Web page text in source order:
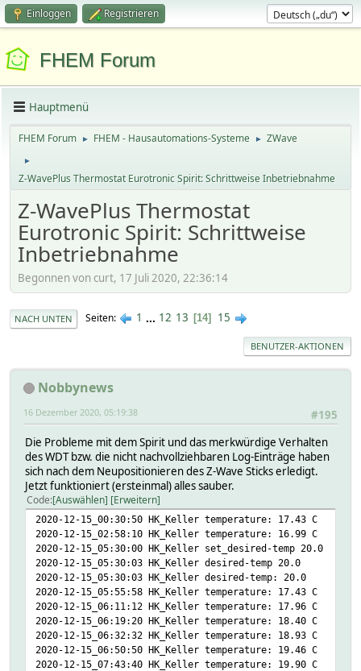
Einloggen Registrieren
FHEM Forum
Hauptmenü
FHEM Forum ► FHEM - Hausautomations-Systeme ► ZWave
►
Z-WavePlus Thermostat Eurotronic Spirit: Schrittweise Inbetriebnahme
Z-WavePlus Thermostat
Eurotronic Spirit: Schrittweise
Inbetriebnahme
Begonnen von curt, 17 Juli 2020, 22:36:14
NACH UNTEN Seiten 1 ... 12 13 14 15
BENUTZER-AKTIONEN
Nobbynews
#195
16 Dezember 2020, 05:19:38
Die Probleme mit dem Spirit und das merkwürdige Verhalten
des WDT bzw. die nicht nachvollziehbaren Log-Einträge haben
sich nach dem Neupositionieren des Z-Wave Sticks erledigt.
Jetzt funktioniert (ersteinmal) alles sauber.
Code Auswählen Erweitern
2020-12-15_00:30:50 HK_Keller temperature: 17.43 C
2020-12-15_02:58:10 HK_Keller temperature: 16.99 C
2020-12-15_05:30:00 HK_Keller set_desired-temp 20.0
2020-12-15_05:30:03 HK_Keller desired-temp 20.0
2020-12-15_05:30:03 HK_Keller desired-temp: 20.0
2020-12-15_05:55:58 HK_Keller temperature: 17.43 C
2020-12-15_06:11:12 HK_Keller temperature: 17.96 C
2020-12-15_06:19:20 HK_Keller temperature: 18.40 C
2020-12-15_06:32:32 HK_Keller temperature: 18.93 C
2020-12-15_06:50:50 HK_Keller temperature: 19.46 C
2020-12-15_07:43:40 HK_Keller temperature: 19.90 C